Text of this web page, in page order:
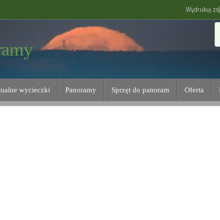
Wydrukuj
wycieczki Panoramy Sprzęt do panoram Oferta